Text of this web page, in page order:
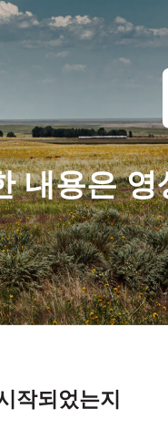
내용은
작되었는지